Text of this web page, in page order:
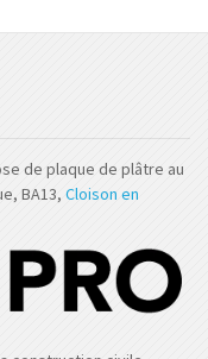
de plaque de plâtre au
BA13, Cloison en